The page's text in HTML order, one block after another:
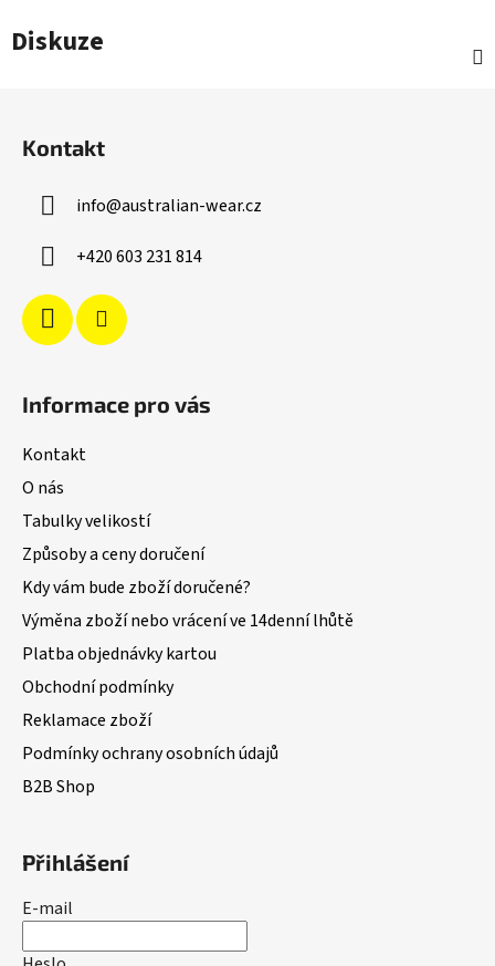
Diskuze
Kontakt
info@australian-wear.cz
+420 603 231 814
Informace pro vás
Kontakt
O nás
Tabulky velikostí
Způsoby a ceny doručení
Kdy vám bude zboží doručené?
Výměna zboží nebo vrácení ve 14denní lhůtě
Platba objednávky kartou
Obchodní podmínky
Reklamace zboží
Podmínky ochrany osobních údajů
B2B Shop
Přihlášení
E-mail